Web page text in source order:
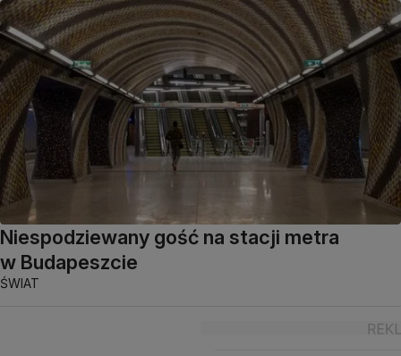
Niespodziewany gość na stacji metra
w Budapeszcie
ŚWIAT